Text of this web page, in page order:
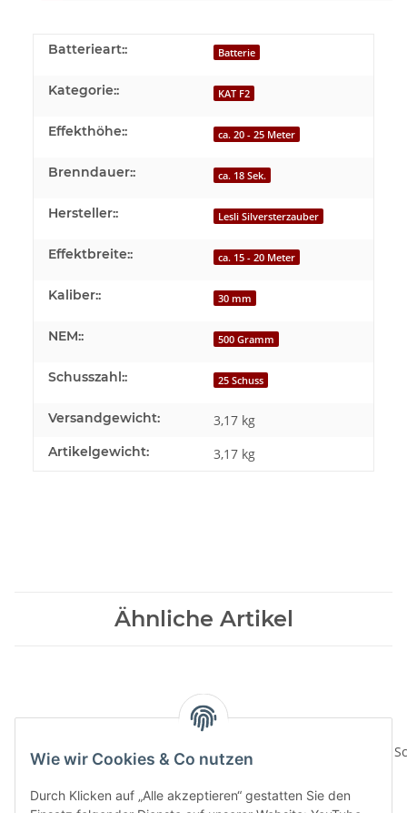
Batterieart:: Batterie
Kategorie:: KAT F2
Effekthöhe:: ca. 20 - 25 Meter
Brenndauer:: ca. 18 Sek.
Hersteller:: Lesli Silversterzauber
Effektbreite:: ca. 15 - 20 Meter
Kaliber:: 30 mm
NEM:: 500 Gramm
Schusszahl:: 25 Schuss
Versandgewicht: 3,17 kg
Artikelgewicht: 3,17 kg
Ähnliche Artikel
Wie wir Cookies & Co nutzen
Durch Klicken auf „Alle akzeptieren“ gestatten Sie den